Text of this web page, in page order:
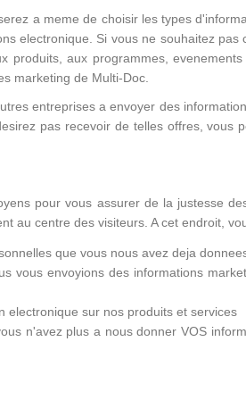
a meme de choisir les types
electronique. Si vous ne souhaitez
produits, aux programmes,
marketing de Multi-Doc.
entreprises a envoyer des
pas recevoir de telles offres, vous
pour vous assurer de la justesse
au centre des visiteurs. A cet endroit,
que vous nous avez deja
vous envoyions des informations
electronique sur nos produits et services
n'avez plus a nous donner VOS